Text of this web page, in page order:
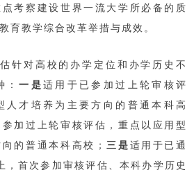
考察建设世界一流大学所必备的质
育教学综合改革举措与成效。
针对高校的办学定位和办学历史不
：一是适用于已参加过上轮审核评
人才培养为主要方向的普通本科高
加过上轮审核评估，重点以应用型
的普通本科高校； 三是 适用于已通
，首次参加审核评估、本科办学历史